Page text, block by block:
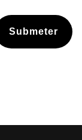
Submeter